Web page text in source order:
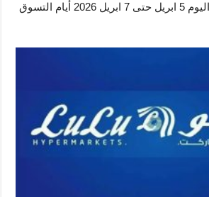
عروض لولو الشرقية اليوم 5 ابريل حتى 7 ابريل 2026 أيام التسوق